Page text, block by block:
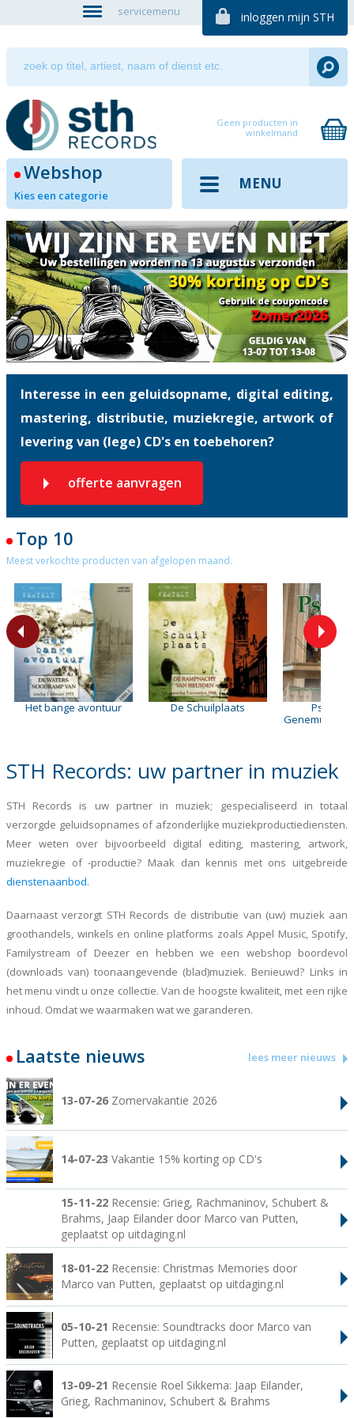
servicemenu inloggen mijn STH
Geen producten in
winkelmand
Webshop
Kies een categorie
MENU
Interesse in een geluidsopname, digital editing,
mastering, distributie, muziekregie, artwork of
levering van (lege) CD's en toebehoren?
offerte aanvragen
Top 10
Meest verkochte producten van afgelopen maand.
Het bange avontuur De Schuilplaats
Genemuider
STH Records: uw partner in muziek
STH Records is uw partner in muziek; gespecialiseerd in totaal
verzorgde geluidsopnames of afzonderlijke muziekproductiediensten.
Meer weten over bijvoorbeeld digital editing, mastering, artwork,
muziekregie of -productie? Maak dan kennis met ons uitgebreide
dienstenaanbod.
Daarnaast verzorgt STH Records de distributie van (uw) muziek aan
groothandels, winkels en online platforms zoals Appel Music, Spotify,
Familystream of Deezer en hebben we een webshop boordevol
(downloads van) toonaangevende (blad)muziek. Benieuwd? Links in
het menu vindt u onze collectie. Van de hoogste kwaliteit, met een rijke
inhoud. Omdat we waarmaken wat we garanderen.
Laatste nieuws lees meer nieuws
13-07-26 Zomervakantie 2026
14-07-23 Vakantie 15% korting op CD's
15-11-22 Recensie: Grieg, Rachmaninov, Schubert &
Brahms, Jaap Eilander door Marco van Putten,
geplaatst op uitdaging.nl
18-01-22 Recensie: Christmas Memories door
Marco van Putten, geplaatst op uitdaging.nl
05-10-21 Recensie: Soundtracks door Marco van
Putten, geplaatst op uitdaging.nl
13-09-21 Recensie Roel Sikkema: Jaap Eilander,
Grieg, Rachmaninov, Schubert & Brahms